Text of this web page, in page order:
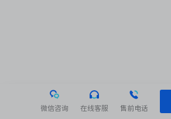
微信咨询 在线客服 售前电话